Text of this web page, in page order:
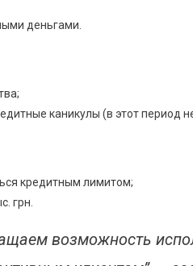
деньгами.
каникулы (в этот период
кредитным лимитом;
грн.
возможность